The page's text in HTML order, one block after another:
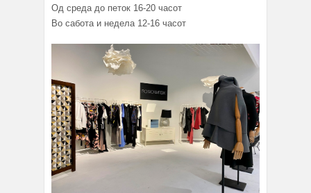
Од среда до петок 16-20 часот
Во сабота и недела 12-16 часот